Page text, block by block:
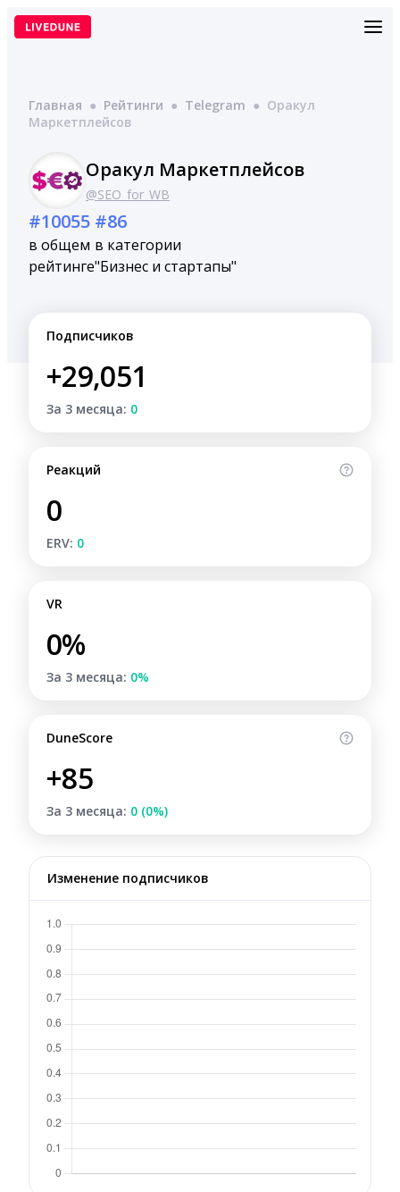
Перейти
Главная ● Рейтинги ● Telegram ● Оракул
Маркетплейсов
Оракул Маркетплейсов
@SEO_for_WB
#10055
в общем
рейтинге
#86
в категории
"Бизнес и стартапы"
Подписчиков
+29,051
За 3 месяца: 0
Реакций
0
ERV: 0
VR
0%
За 3 месяца: 0%
DuneScore
+85
За 3 месяца: 0 (0%)
Изменение подписчиков